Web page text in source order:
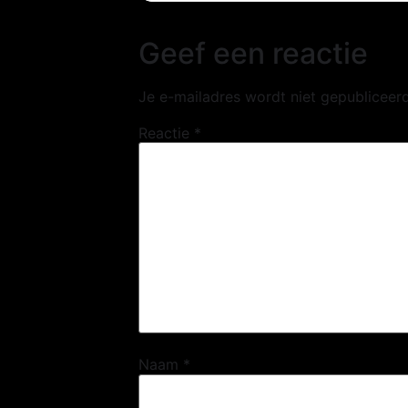
Geef een reactie
Je e-mailadres wordt niet
Reactie *
Naam *